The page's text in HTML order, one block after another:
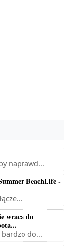
naprawd...
BeachLife -
wraca do
do...